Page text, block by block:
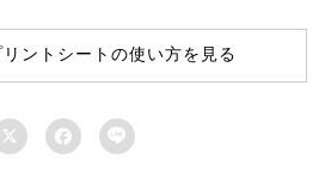
ントシートの使い方を見る
  